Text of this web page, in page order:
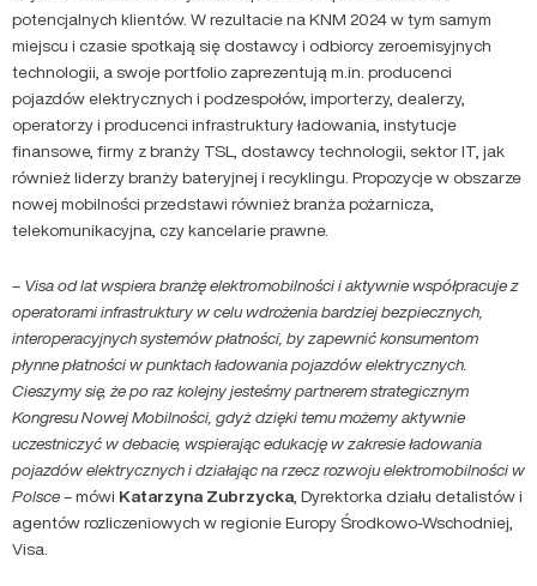
potencjalnych klientów. W rezultacie na KNM 2024 w tym samym
miejscu i czasie spotkają się dostawcy i odbiorcy zeroemisyjnych
technologii, a swoje portfolio zaprezentują m.in. producenci
pojazdów elektrycznych i podzespołów, importerzy, dealerzy,
operatorzy i producenci infrastruktury ładowania, instytucje
finansowe, firmy z branży TSL, dostawcy technologii, sektor IT, jak
również liderzy branży bateryjnej i recyklingu. Propozycje w obszarze
nowej mobilności przedstawi również branża pożarnicza,
telekomunikacyjna, czy kancelarie prawne.
– Visa od lat wspiera branżę elektromobilności i aktywnie współpracuje z
operatorami infrastruktury w celu wdrożenia bardziej bezpiecznych,
interoperacyjnych systemów płatności, by zapewnić konsumentom
płynne płatności w punktach ładowania pojazdów elektrycznych.
Cieszymy się, że po raz kolejny jesteśmy partnerem strategicznym
Kongresu Nowej Mobilności, gdyż dzięki temu możemy aktywnie
uczestniczyć w debacie, wspierając edukację w zakresie ładowania
pojazdów elektrycznych i działając na rzecz rozwoju elektromobilności w
Polsce– mówi Katarzyna Zubrzycka, Dyrektorka działu detalistów i
agentów rozliczeniowych w regionie Europy Środkowo-Wschodniej,
Visa.